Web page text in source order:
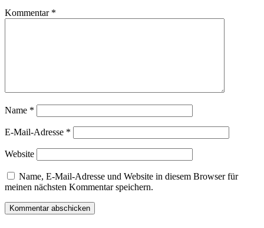
Kommentar *
Name *
E-Mail-Adresse *
Website
Name, E-Mail-Adresse und Website in diesem Browser für
meinen nächsten Kommentar speichern.